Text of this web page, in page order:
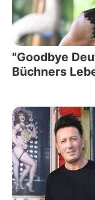
"Goodbye
Büchners